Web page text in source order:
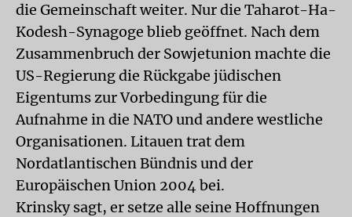
die Gemeinschaft weiter. Nur die Taharot-Ha-
Kodesh-Synagoge blieb geöffnet. Nach dem
Zusammenbruch der Sowjetunion machte die
US-Regierung die Rückgabe jüdischen
Eigentums zur Vorbedingung für die
Aufnahme in die NATO und andere westliche
Organisationen. Litauen trat dem
Nordatlantischen Bündnis und der
Europäischen Union 2004 bei.
Krinsky sagt, er setze alle seine Hoffnungen